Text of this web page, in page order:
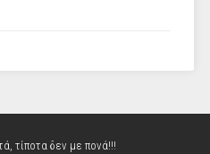
τίποτα δεν με πονά!!!